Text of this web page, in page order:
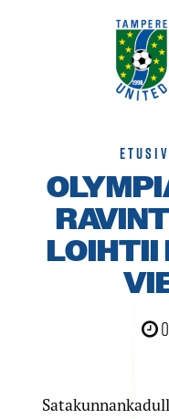
LOIHTII